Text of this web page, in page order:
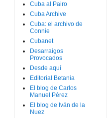
Cuba al Pairo
Cuba Archive
Cuba: el archivo de
Connie
Cubanet
Desarraigos
Provocados
Desde aquí
Editorial Betania
El blog de Carlos
Manuel Pérez
El blog de Iván de la
Nuez